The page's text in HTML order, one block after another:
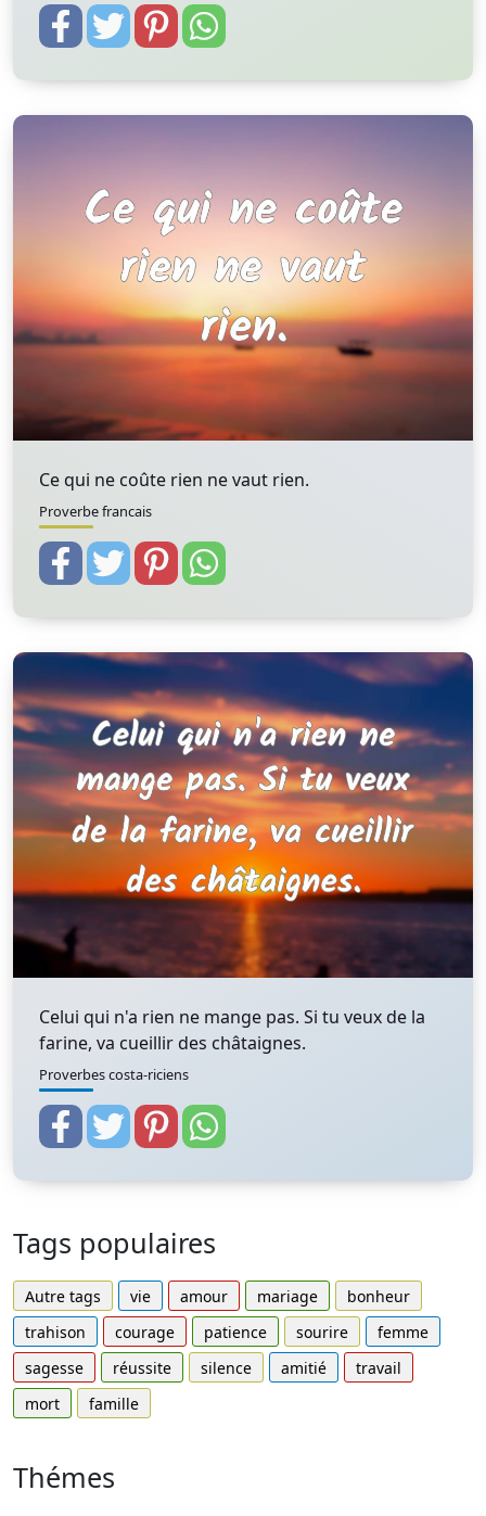
Ce qui ne coûte rien ne vaut rien.
Proverbe francais
Celui qui n'a rien ne mange pas. Si tu veux de la
farine, va cueillir des châtaignes.
Proverbes costa-riciens
Tags populaires
Autre tags vie amour mariage
bonheur
trahison
courage patience sourire
femme
sagesse
réussite silence amitié
travail
mort
famille
Thémes